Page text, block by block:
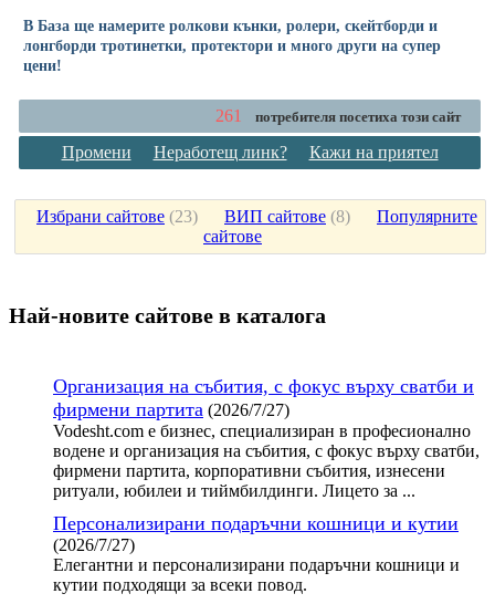
В База ще намерите ролкови кънки, ролери, скейтборди и
лонгборди тротинетки, протектори и много други на супер
цени!
261 потребителя посетиха този сайт
Промени Неработещ линк? Кажи на приятел
Избрани сайтове (23) ВИП сайтове (8) Популярните
сайтове
Най-новите сайтoве в каталога
Организация на събития, с фокус върху сватби и
фирмени партита (2026/7/27)
Vodesht.com е бизнес, специализиран в професионално
водене и организация на събития, с фокус върху сватби,
фирмени партита, корпоративни събития, изнесени
ритуали, юбилеи и тиймбилдинги. Лицето за ...
Персонализирани подаръчни кошници и кутии
(2026/7/27)
Елегантни и персонализирани подаръчни кошници и
кутии подходящи за всеки повод.